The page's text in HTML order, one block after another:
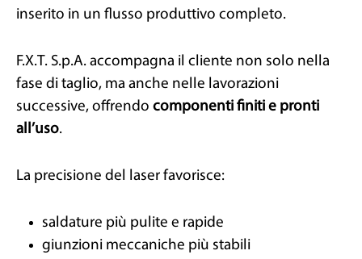
inserito in un flusso produttivo completo.
F.X.T. S.p.A. accompagna il cliente non solo nella
fase di taglio, ma anche nelle lavorazioni
successive, offrendo componenti finiti e pronti
all’uso.
La precisione del laser favorisce:
saldature più pulite e rapide
giunzioni meccaniche più stabili